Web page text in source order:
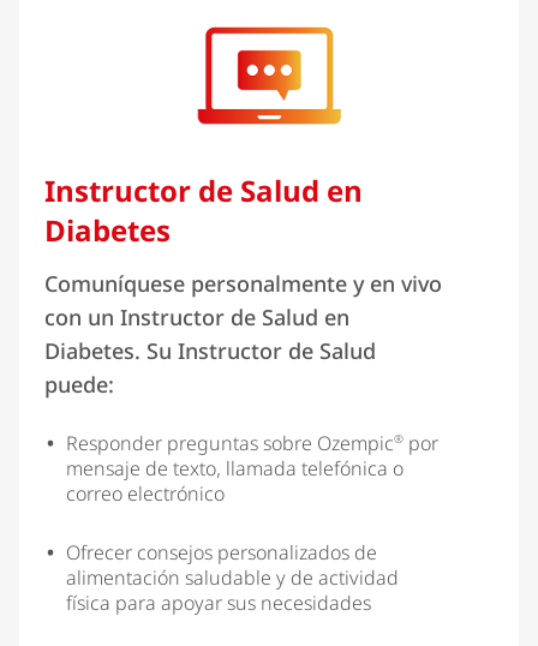
Instructor de Salud en
Diabetes
Comuníquese personalmente y en vivo
con un Instructor de Salud en
Diabetes. Su Instructor de Salud
puede:
Responder preguntas sobre Ozempic® por
mensaje de texto, llamada telefónica o
correo electrónico
Ofrecer consejos personalizados de
alimentación saludable y de actividad
física para apoyar sus necesidades